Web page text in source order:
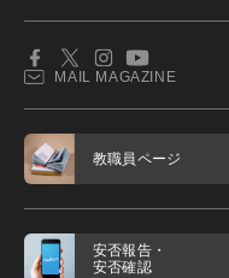
MAIL MAGAZINE
教職員ページ
安否報告・
安否確認